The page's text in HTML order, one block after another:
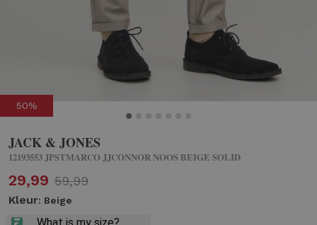
50%
JACK & JONES
12193553 JPSTMARCO JJCONNOR NOOS BEIGE SOLID
29,99 59,99
Kleur: Beige